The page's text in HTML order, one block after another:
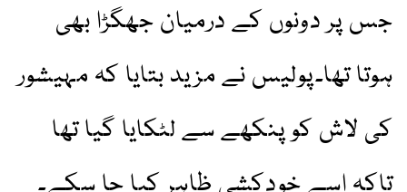
جس پر دونوں کے درمیان جھگڑا بھی
ہوتا تھا۔پولیس نے مزید بتایا کہ مہیشور
کی لاش کو پنکھے سے لٹکایا گیا تھا